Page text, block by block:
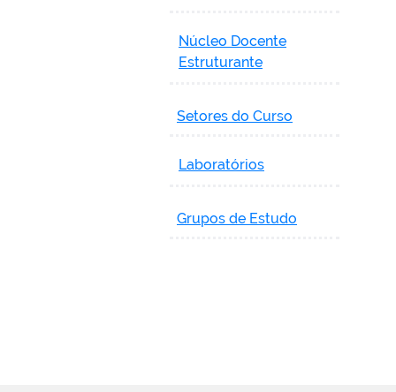
Núcleo Docente
Estruturante
Setores do Curso
Laboratórios
Grupos de Estudo